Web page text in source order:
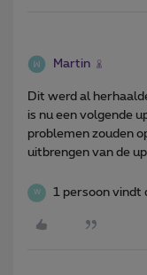
Martin
Dit werd al
is nu een volgende
problemen zouden
uitbrengen van de
W 1 persoon vindt